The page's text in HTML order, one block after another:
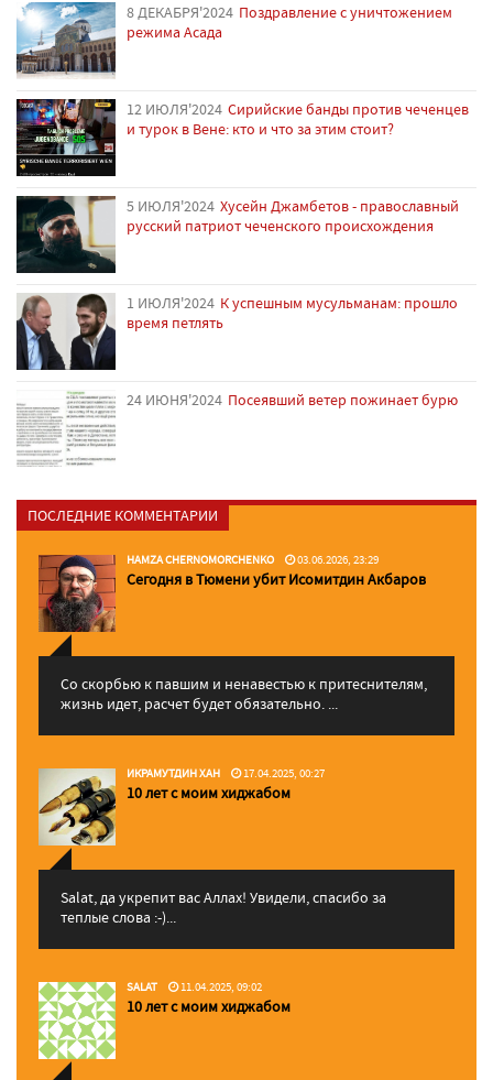
8 ДЕКАБРЯ'2024 Поздравление с уничтожением
режима Асада
12 ИЮЛЯ'2024 Сирийские банды против чеченцев
и турок в Вене: кто и что за этим стоит?
5 ИЮЛЯ'2024 Хусейн Джамбетов - православный
русский патриот чеченского происхождения
1 ИЮЛЯ'2024 К успешным мусульманам: прошло
время петлять
24 ИЮНЯ'2024 Посеявший ветер пожинает бурю
ПОСЛЕДНИЕ КОММЕНТАРИИ
HAMZA CHERNOMORCHENKO 03.06.2026, 23:29
Сегодня в Тюмени убит Исомитдин Акбаров
Со скорбью к павшим и ненавестью к притеснителям,
жизнь идет, расчет будет обязательно. ...
ИКРАМУТДИН ХАН 17.04.2025, 00:27
10 лет с моим хиджабом
Salat, да укрепит вас Аллаx! Увидели, спасибо за
теплые слова :-)...
SALAT 11.04.2025, 09:02
10 лет с моим хиджабом